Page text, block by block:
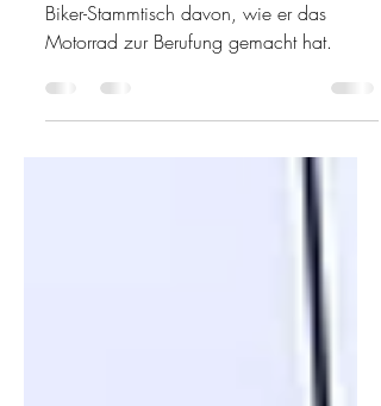
Valentin "Valle on Tour" Müller berichtet im
Motorrad zur Berufung gemacht hat.